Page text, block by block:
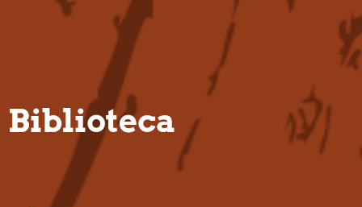
Biblioteca